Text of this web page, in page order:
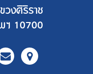
งศิริราช
ฯ 10700